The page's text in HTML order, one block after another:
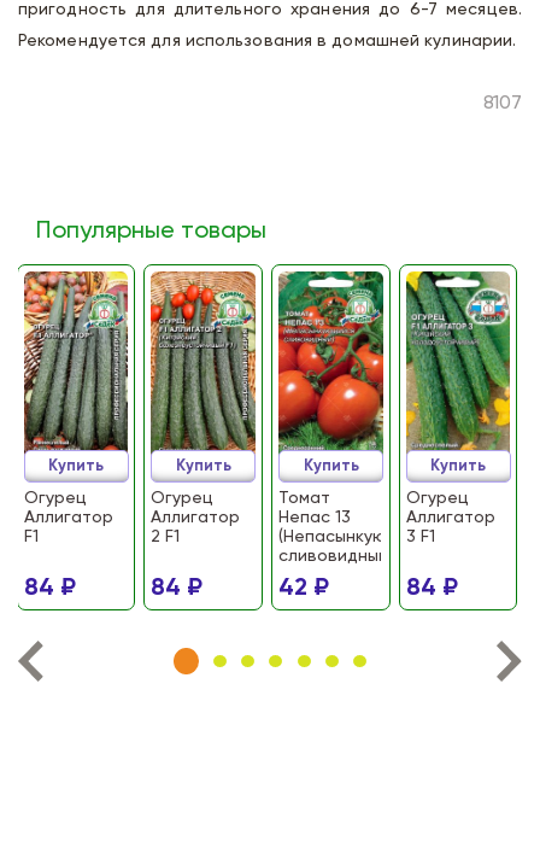
пригодность для длительного хранения до 6-7 месяцев.
Рекомендуется для использования в домашней кулинарии.
8107
Популярные товары
Огурец
Аллигатор
F1
84 ₽
Купить
Огурец
Аллигатор
2 F1
84 ₽
Купить
Томат
Непас 13
(Непасынкующийся
сливовидный)
42 ₽
Купить
Огурец
Аллигатор
3 F1
84 ₽
Купить